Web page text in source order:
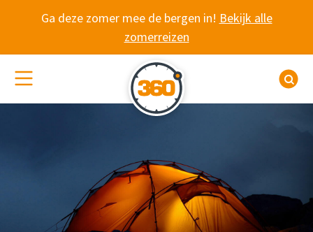
Ga deze zomer mee de bergen in! Bekijk alle
zomerreizen
(De)activeer site navigatie
WANDELVAKANTIE